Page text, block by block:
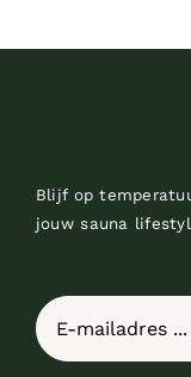
Blijf op
jouw sauna